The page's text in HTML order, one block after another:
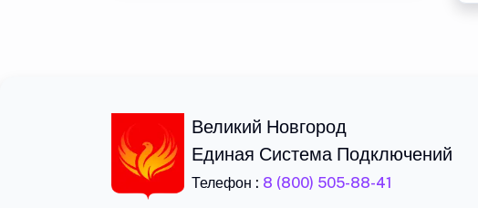
Великий Новгород
Единая Система Подключений
Телефон : 8 (800) 505-88-41